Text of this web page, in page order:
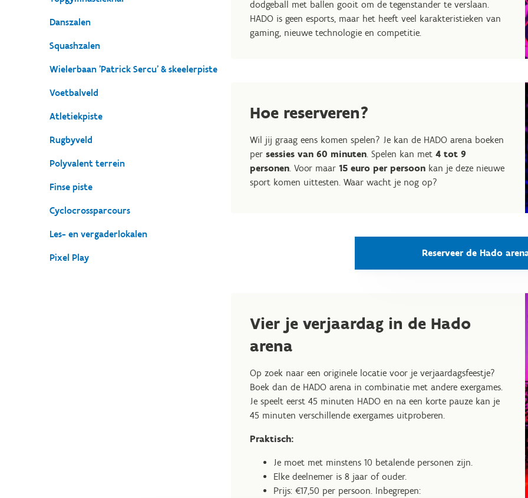
Danszalen
Squashzalen
Wielerbaan 'Patrick Sercu' & skeelerpiste
Voetbalveld
Atletiekpiste
Rugbyveld
Polyvalent terrein
Finse piste
Cyclocrossparcours
Les- en vergaderlokalen
Pixel Play
dodgeball met ballen gooit om de tegenstander te verslaan.
HADO is geen esports, maar het heeft veel karakteristieken van
gaming, nieuwe technologie en competitie.
Hoe reserveren?
Wil jij graag eens komen spelen? Je kan de HADO arena boeken
per sessies van 60 minuten. Spelen kan met 4 tot 9
personen. Voor maar 15 euro per persoon kan je deze nieuwe
sport komen uittesten. Waar wacht je nog op?
Reserveer de Hado
Vier je verjaardag in de Hado
arena
Op zoek naar een originele locatie voor je verjaardagsfeestje?
Boek dan de HADO arena in combinatie met andere exergames.
Je speelt eerst 45 minuten HADO en na een korte pauze kan je
45 minuten verschillende exergames uitproberen.
Praktisch:
Je moet met minstens 10 betalende personen zijn.
Elke deelnemer is 8 jaar of ouder.
Prijs: €17,50 per persoon. Inbegrepen: